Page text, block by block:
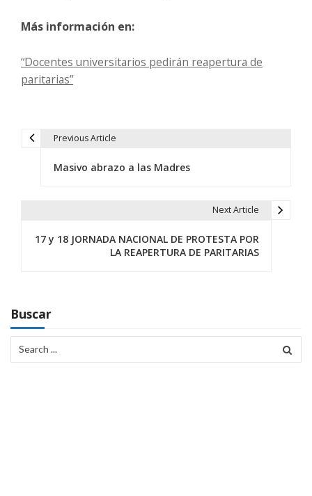
Más información en:
“Docentes universitarios pedirán reapertura de
paritarias”
i
ó
Previous Article
Masivo abrazo a las Madres
Next Article
17 y 18 JORNADA NACIONAL DE PROTESTA POR
LA REAPERTURA DE PARITARIAS
Buscar
for: